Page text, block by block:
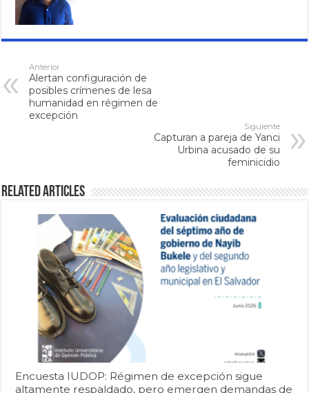
Anterior
Alertan configuración de
posibles crímenes de lesa
humanidad en régimen de
excepción
Siguiente
Capturan a pareja de Yanci
Urbina acusado de su
feminicidio
Related Articles
Encuesta IUDOP: Régimen de excepción sigue
altamente respaldado, pero emergen demandas de